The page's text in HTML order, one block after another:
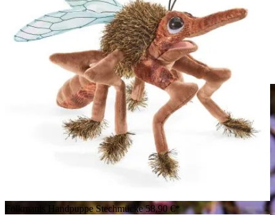
Folkmanis Handpuppe Chinesischer Schopfhund von hinten,
lila gefleckter Samtkorpus mit weißem Fell an Pfoten, Schwanz
Folkmanis Handpuppe Stechmücke58,90 €*